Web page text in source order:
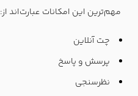
مهم‌ترین این امکانات عبارت‌اند از:
چت آنلاین
پرسش و پاسخ
نظرسنجی